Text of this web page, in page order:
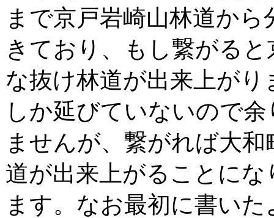
まで京戸岩崎山林道か
きており、もし繋がる
な抜け林道が出来上が
しか延びていないので
ませんが、繋がれば大
道が出来上がることに
ます。なお最初に書い